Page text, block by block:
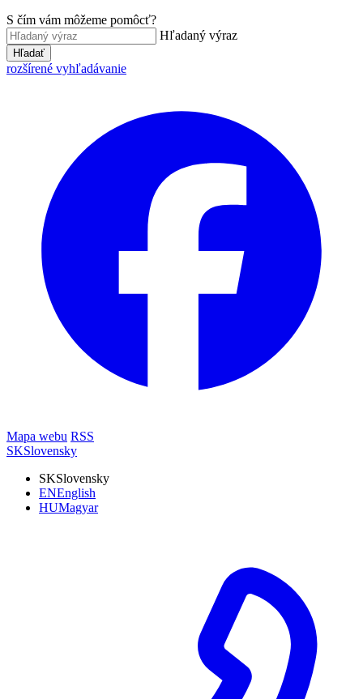
S čím vám môžeme pomôcť?
Hľadaný výraz
Hľadať
rozšírené vyhľadávanie
Mapa webu RSS
SKSlovensky
SKSlovensky
ENEnglish
HUMagyar